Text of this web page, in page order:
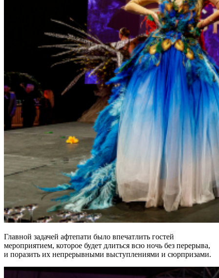
Главной задачей афтепати было впечатлить гостей
мероприятием, которое будет длиться всю ночь без перерыва,
и поразить их непрерывными выступлениями и сюрпризами.